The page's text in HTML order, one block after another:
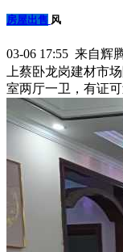
房屋出售 风
03-06 17:55 来自辉
上蔡卧龙岗建材市
室两厅一卫，有证